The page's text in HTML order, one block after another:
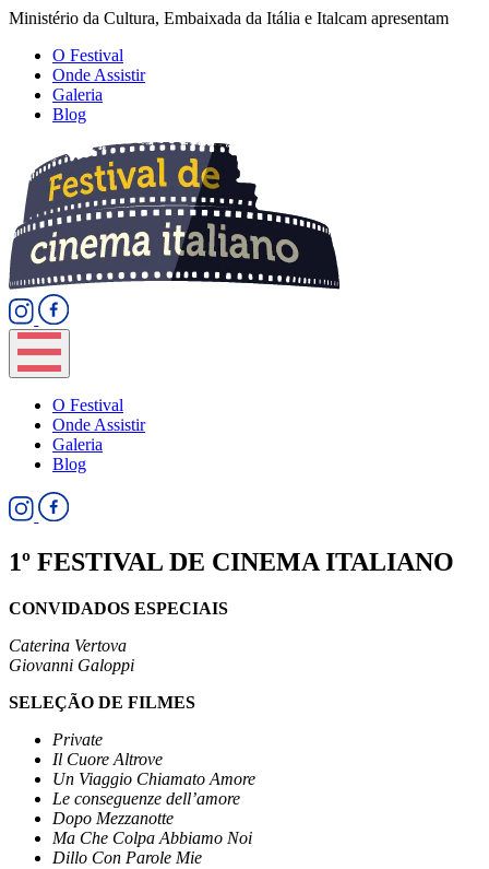
Ministério da Cultura, Embaixada da Itália e Italcam apresentam
O Festival
Onde Assistir
Galeria
Blog
O Festival
Onde Assistir
Galeria
Blog
1º FESTIVAL DE CINEMA ITALIANO
CONVIDADOS ESPECIAIS
Caterina Vertova
Giovanni Galoppi
SELEÇÃO DE FILMES
Private
Il Cuore Altrove
Un Viaggio Chiamato Amore
Le conseguenze dell’amore
Dopo Mezzanotte
Ma Che Colpa Abbiamo Noi
Dillo Con Parole Mie